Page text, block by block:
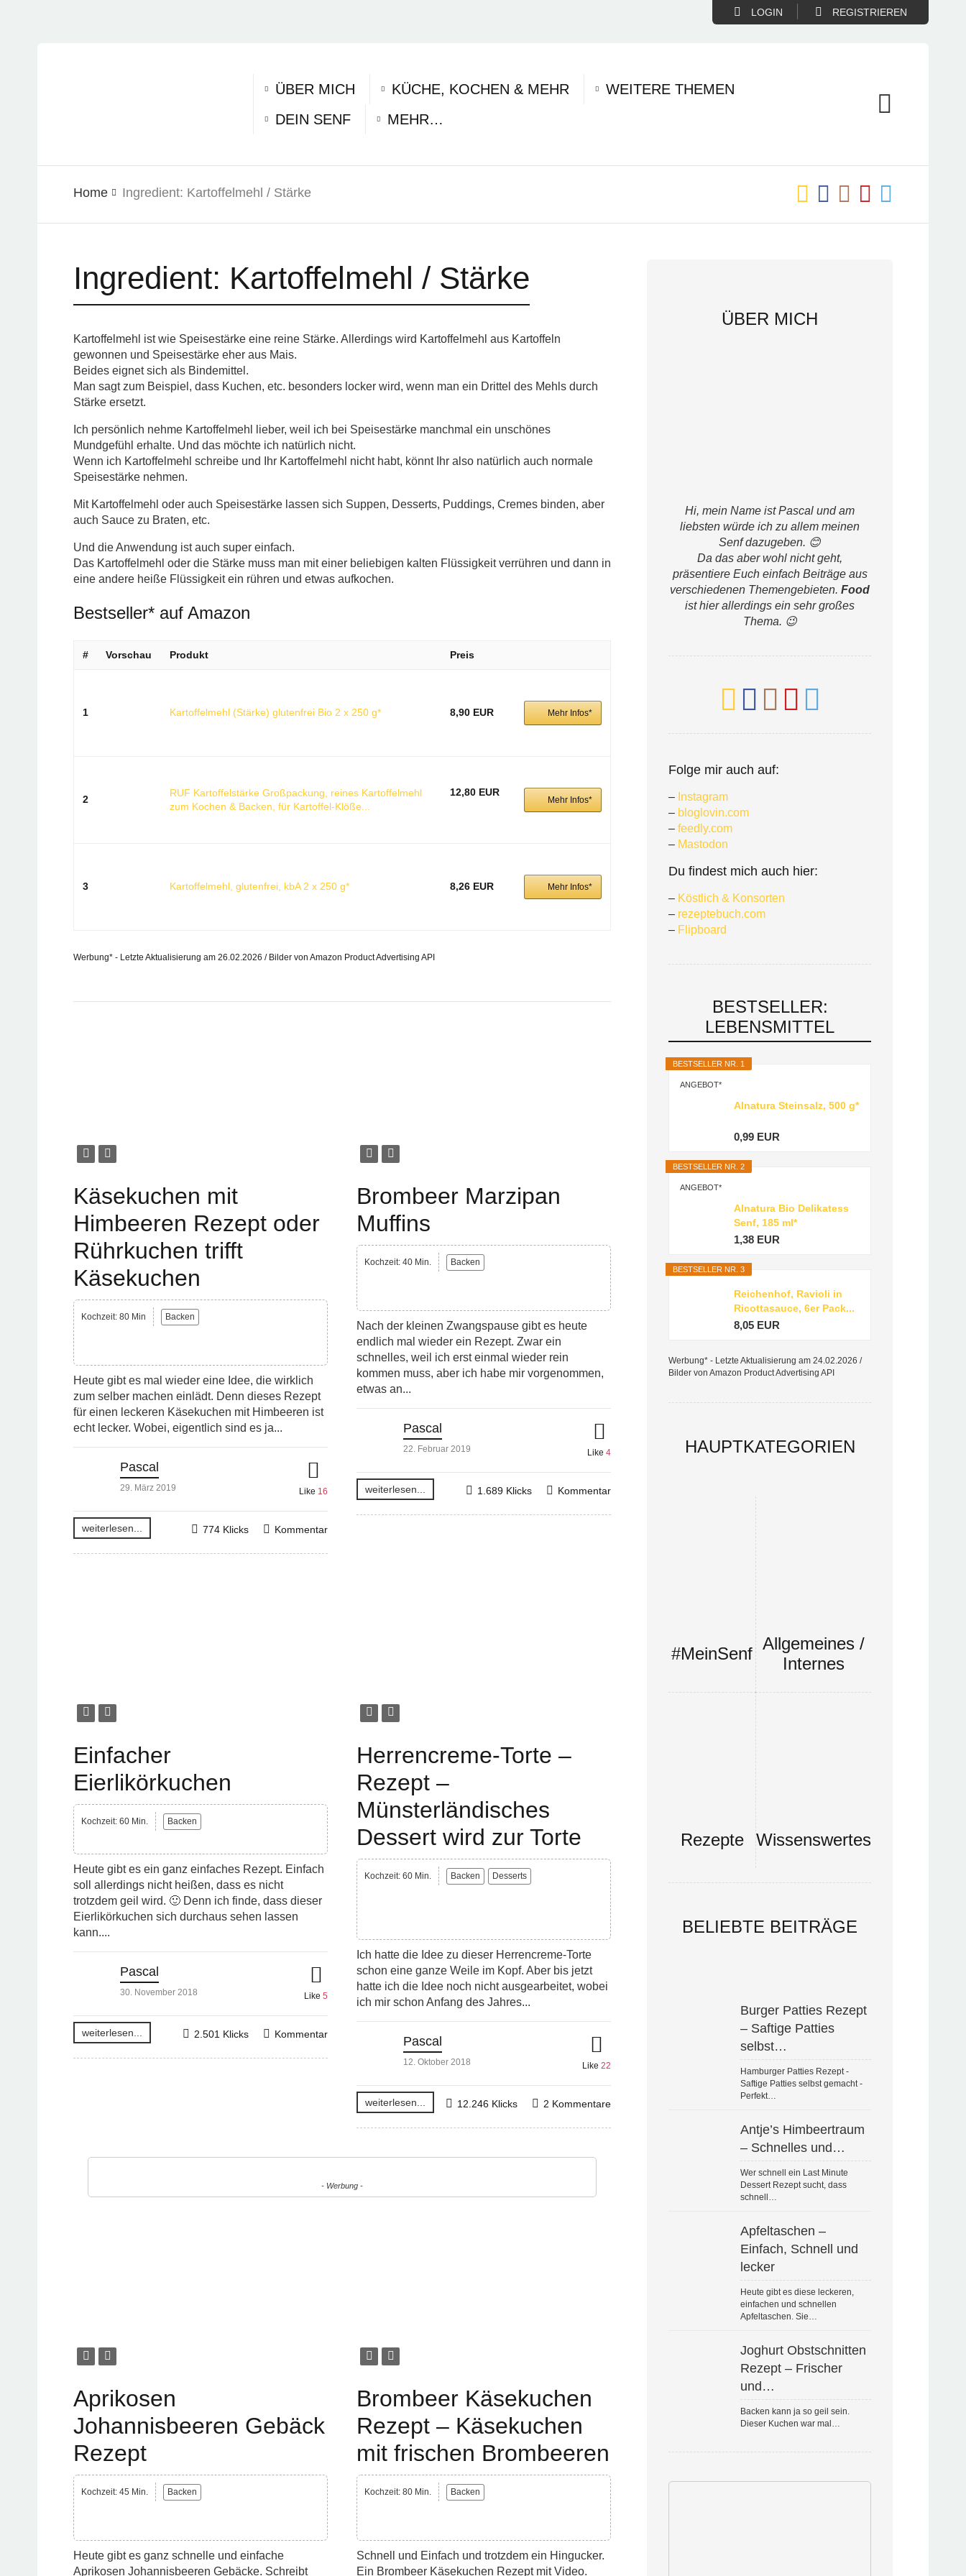
LOGIN REGISTRIEREN
ÜBER MICH KÜCHE, KOCHEN & MEHR
WEITERE THEMEN
DEIN SENF
MEHR…
Home Ingredient: Kartoffelmehl / Stärke
Ingredient: Kartoffelmehl / Stärke
Kartoffelmehl ist wie Speisestärke eine reine Stärke. Allerdings wird Kartoffelmehl aus Kartoffeln
gewonnen und Speisestärke eher aus Mais.
Beides eignet sich als Bindemittel.
Man sagt zum Beispiel, dass Kuchen, etc. besonders locker wird, wenn man ein Drittel des Mehls durch
Stärke ersetzt.
Ich persönlich nehme Kartoffelmehl lieber, weil ich bei Speisestärke manchmal ein unschönes
Mundgefühl erhalte. Und das möchte ich natürlich nicht.
Wenn ich Kartoffelmehl schreibe und Ihr Kartoffelmehl nicht habt, könnt Ihr also natürlich auch normale
Speisestärke nehmen.
Mit Kartoffelmehl oder auch Speisestärke lassen sich Suppen, Desserts, Puddings, Cremes binden, aber
auch Sauce zu Braten, etc.
Und die Anwendung ist auch super einfach.
Das Kartoffelmehl oder die Stärke muss man mit einer beliebigen kalten Flüssigkeit verrühren und dann in
eine andere heiße Flüssigkeit ein rühren und etwas aufkochen.
Bestseller* auf Amazon
# Vorschau Produkt Preis
1 Kartoffelmehl (Stärke) glutenfrei Bio 2 x 250 g* 8,90 EUR Mehr Infos*
2
RUF Kartoffelstärke Großpackung, reines Kartoffelmehl
zum Kochen & Backen, für Kartoffel-Klöße...
12,80 EUR
Mehr Infos*
3 Kartoffelmehl, glutenfrei, kbA 2 x 250 g* 8,26 EUR Mehr Infos*
Werbung* - Letzte Aktualisierung am 26.02.2026 / Bilder von Amazon Product Advertising API
Käsekuchen mit
Himbeeren Rezept oder
Rührkuchen trifft
Käsekuchen
Kochzeit: 80 Min Backen
Heute gibt es mal wieder eine Idee, die wirklich
zum selber machen einlädt. Denn dieses Rezept
für einen leckeren Käsekuchen mit Himbeeren ist
echt lecker. Wobei, eigentlich sind es ja...
Pascal
29. März 2019 Like 16
weiterlesen... Kommentar
774 Klicks
Brombeer Marzipan
Muffins
Kochzeit: 40 Min. Backen
Nach der kleinen Zwangspause gibt es heute
endlich mal wieder ein Rezept. Zwar ein
schnelles, weil ich erst einmal wieder rein
kommen muss, aber ich habe mir vorgenommen,
etwas an...
Pascal
22. Februar 2019 Like 4
weiterlesen... Kommentar
1.689 Klicks
Einfacher
Eierlikörkuchen
Kochzeit: 60 Min. Backen
Heute gibt es ein ganz einfaches Rezept. Einfach
soll allerdings nicht heißen, dass es nicht
trotzdem geil wird. 🙂 Denn ich finde, dass dieser
Eierlikörkuchen sich durchaus sehen lassen
kann....
Pascal
30. November 2018 Like 5
weiterlesen... Kommentar
2.501 Klicks
Herrencreme-Torte –
Rezept –
Münsterländisches
Dessert wird zur Torte
Kochzeit: 60 Min. Backen Desserts
Ich hatte die Idee zu dieser Herrencreme-Torte
schon eine ganze Weile im Kopf. Aber bis jetzt
hatte ich die Idee noch nicht ausgearbeitet, wobei
ich mir schon Anfang des Jahres...
Pascal
12. Oktober 2018 Like 22
weiterlesen... 2 Kommentare
12.246 Klicks
- Werbung -
Aprikosen
Johannisbeeren Gebäck
Rezept
Kochzeit: 45 Min. Backen
Heute gibt es ganz schnelle und einfache
Aprikosen Johannisbeeren Gebäcke. Schreibt
Brombeer Käsekuchen
Rezept – Käsekuchen
mit frischen Brombeeren
Kochzeit: 80 Min. Backen
Schnell und Einfach und trotzdem ein Hingucker.
Ein Brombeer Käsekuchen Rezept mit Video.
ÜBER MICH
Hi, mein Name ist Pascal und am
liebsten würde ich zu allem meinen
Senf dazugeben. 😊
Da das aber wohl nicht geht,
präsentiere Euch einfach Beiträge aus
verschiedenen Themengebieten. Food
ist hier allerdings ein sehr großes
Thema. 😉
Folge mir auch auf:
– Instagram
– bloglovin.com
– feedly.com
– Mastodon
Du findest mich auch hier:
– Köstlich & Konsorten
– rezeptebuch.com
– Flipboard
BESTSELLER:
LEBENSMITTEL
ANGEBOT*
BESTSELLER NR. 1
Alnatura Steinsalz, 500 g*
0,99 EUR
ANGEBOT*
BESTSELLER NR. 2
Alnatura Bio Delikatess
Senf, 185 ml*
1,38 EUR
BESTSELLER NR. 3
Reichenhof, Ravioli in
Ricottasauce, 6er Pack...
8,05 EUR
Werbung* - Letzte Aktualisierung am 24.02.2026 /
Bilder von Amazon Product Advertising API
HAUPTKATEGORIEN
#MeinSenf
Allgemeines /
Internes
Rezepte Wissenswertes
BELIEBTE BEITRÄGE
Burger Patties Rezept
– Saftige Patties
selbst…
Hamburger Patties Rezept -
Saftige Patties selbst gemacht -
Perfekt…
Antje’s Himbeertraum
– Schnelles und…
Wer schnell ein Last Minute
Dessert Rezept sucht, dass
schnell…
Apfeltaschen –
Einfach, Schnell und
lecker
Heute gibt es diese leckeren,
einfachen und schnellen
Apfeltaschen. Sie…
Joghurt Obstschnitten
Rezept – Frischer
und…
Backen kann ja so geil sein.
Dieser Kuchen war mal…